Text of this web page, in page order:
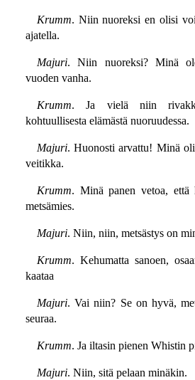
Krumm. Niin nuoreksi en olisi
ajatella.
Majuri. Niin nuoreksi? Minä
vuoden vanha.
Krumm. Ja vielä niin
kohtuullisesta elämästä nuoruudessa.
Majuri. Huonosti arvattu! Minä
veitikka.
Krumm. Minä panen vetoa, että
metsämies.
Majuri. Niin, niin, metsästys on
Krumm. Kehumatta sanoen,
kaataa
Majuri. Vai niin? Se on hyvä,
seuraa.
Krumm. Ja iltasin pienen Whistin
Majuri. Niin, sitä pelaan minäkin.